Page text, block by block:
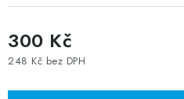
300 Kč
248 Kč bez DPH